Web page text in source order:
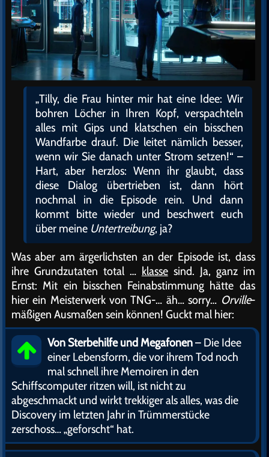
„Tilly, die Frau hinter mir hat eine Idee: Wir
bohren Löcher in Ihren Kopf, verspachteln
alles mit Gips und klatschen ein bisschen
Wandfarbe drauf. Die leitet nämlich besser,
wenn wir Sie danach unter Strom setzen!“ –
Hart, aber herzlos: Wenn ihr glaubt, dass
diese Dialog übertrieben ist, dann hört
nochmal in die Episode rein. Und dann
kommt bitte wieder und beschwert euch
über meine Untertreibung, ja?
Was aber am ärgerlichsten an der Episode ist, dass
ihre Grundzutaten total … klassesind. Ja, ganz im
Ernst: Mit ein bisschen Feinabstimmung hätte das
hier ein Meisterwerk von TNG-… äh… sorry… Orville-
mäßigen Ausmaßen sein können! Guckt mal hier:
Von Sterbehilfe und Megafonen– Die Idee
einer Lebensform, die vor ihrem Tod noch
mal schnell ihre Memoiren in den
Schiffscomputer ritzen will, ist nicht zu
abgeschmackt und wirkt trekkiger als alles, was die
Discovery im letzten Jahr in Trümmerstücke
zerschoss… „geforscht“ hat.